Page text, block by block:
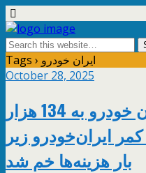
Tags › ایران خودرو
October 28, 2025
زیان انباشته ایران خودرو به 134 هزار
ایران‌خودرو زیر
بار هزینه‌ها خم شد